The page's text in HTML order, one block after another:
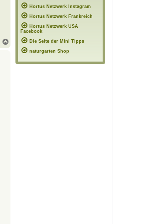
Hortus Netzwerk Instagram
Hortus Netzwerk Frankreich
Hortus Netzwerk USA
Facebook
Die Seite der Mini Tipps
naturgarten Shop